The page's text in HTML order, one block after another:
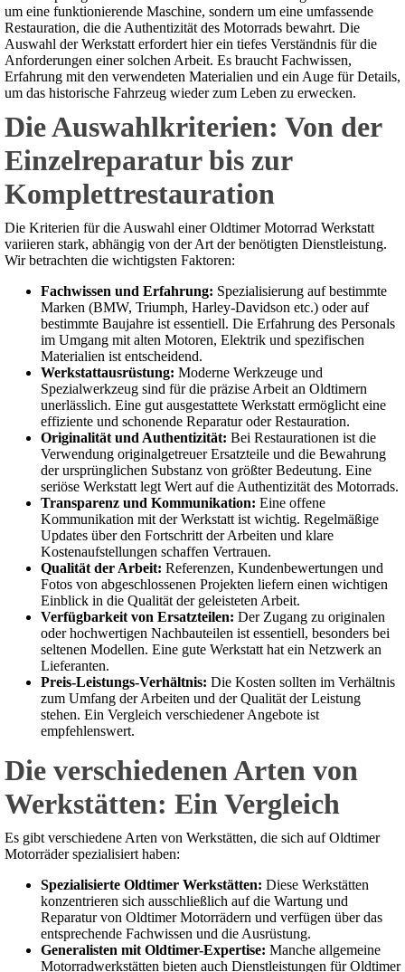
um eine funktionierende Maschine, sondern um eine umfassende
Restauration, die die Authentizität des Motorrads bewahrt. Die
Auswahl der Werkstatt erfordert hier ein tiefes Verständnis für die
Anforderungen einer solchen Arbeit. Es braucht Fachwissen,
Erfahrung mit den verwendeten Materialien und ein Auge für Details,
um das historische Fahrzeug wieder zum Leben zu erwecken.
Die Auswahlkriterien: Von der
Einzelreparatur bis zur
Komplettrestauration
Die Kriterien für die Auswahl einer Oldtimer Motorrad Werkstatt
variieren stark, abhängig von der Art der benötigten Dienstleistung.
Wir betrachten die wichtigsten Faktoren:
Fachwissen und Erfahrung: Spezialisierung auf bestimmte
Marken (BMW, Triumph, Harley-Davidson etc.) oder auf
bestimmte Baujahre ist essentiell. Die Erfahrung des Personals
im Umgang mit alten Motoren, Elektrik und spezifischen
Materialien ist entscheidend.
Werkstattausrüstung: Moderne Werkzeuge und
Spezialwerkzeug sind für die präzise Arbeit an Oldtimern
unerlässlich. Eine gut ausgestattete Werkstatt ermöglicht eine
effiziente und schonende Reparatur oder Restauration.
Originalität und Authentizität: Bei Restaurationen ist die
Verwendung originalgetreuer Ersatzteile und die Bewahrung
der ursprünglichen Substanz von größter Bedeutung. Eine
seriöse Werkstatt legt Wert auf die Authentizität des Motorrads.
Transparenz und Kommunikation: Eine offene
Kommunikation mit der Werkstatt ist wichtig. Regelmäßige
Updates über den Fortschritt der Arbeiten und klare
Kostenaufstellungen schaffen Vertrauen.
Qualität der Arbeit: Referenzen, Kundenbewertungen und
Fotos von abgeschlossenen Projekten liefern einen wichtigen
Einblick in die Qualität der geleisteten Arbeit.
Verfügbarkeit von Ersatzteilen: Der Zugang zu originalen
oder hochwertigen Nachbauteilen ist essentiell, besonders bei
seltenen Modellen. Eine gute Werkstatt hat ein Netzwerk an
Lieferanten.
Preis-Leistungs-Verhältnis: Die Kosten sollten im Verhältnis
zum Umfang der Arbeiten und der Qualität der Leistung
stehen. Ein Vergleich verschiedener Angebote ist
empfehlenswert.
Die verschiedenen Arten von
Werkstätten: Ein Vergleich
Es gibt verschiedene Arten von Werkstätten, die sich auf Oldtimer
Motorräder spezialisiert haben:
Spezialisierte Oldtimer Werkstätten: Diese Werkstätten
konzentrieren sich ausschließlich auf die Wartung und
Reparatur von Oldtimer Motorrädern und verfügen über das
entsprechende Fachwissen und die Ausrüstung.
Generalisten mit Oldtimer-Expertise: Manche allgemeine
Motorradwerkstätten bieten auch Dienstleistungen für Oldtimer